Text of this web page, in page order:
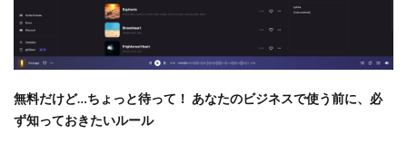
無料だけど…ちょっと待って！ あなたのビジネスで使う前に、必
ず知っておきたいルール